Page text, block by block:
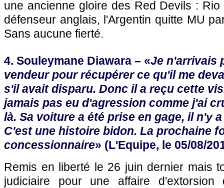
une ancienne gloire des Red Devils :
défenseur anglais, l'Argentin quitte MU
Sans aucune fierté.
4. Souleymane Diawara – «Je n'arrivais
vendeur pour récupérer ce qu'il me
s'il avait disparu. Donc il a reçu cette
jamais pas eu d'agression comme j'ai
là. Sa voiture a été prise en gage, il n'y
C'est une histoire bidon. La prochaine
concessionnaire» (L'Equipe, le 05/08/
Remis en liberté le 26 juin dernier mais
judiciaire pour une affaire